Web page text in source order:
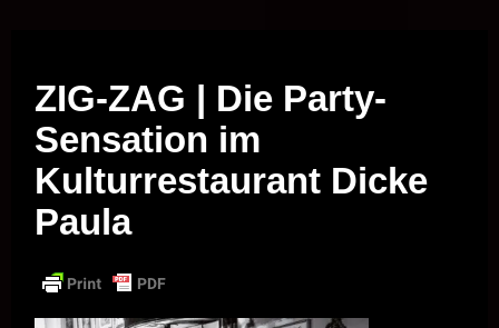
ZIG-ZAG | Die Party-
Sensation im
Kulturrestaurant Dicke
Paula